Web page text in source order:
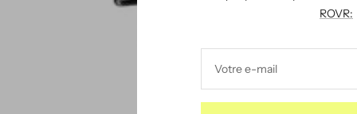
ROVR:
Votre e-mail